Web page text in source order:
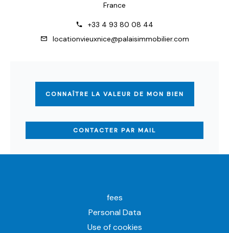
France
+33 4 93 80 08 44
locationvieuxnice@palaisimmobilier.com
CONNAÎTRE LA VALEUR DE MON BIEN
CONTACTER PAR MAIL
fees
Personal Data
Use of cookies